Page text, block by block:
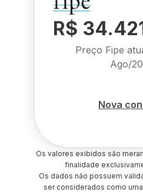
R$
Preço Fipe
Ago/
Nova
Os valores exibidos são
finalidade
Os dados não possuem
ser considerados como